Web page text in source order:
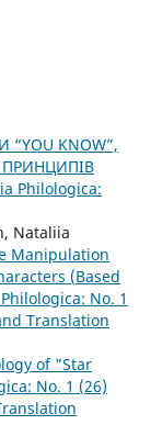
KNOW”,
ПРИНЦИПІВ
Philologica:
Nataliia
Manipulation
(Based
No. 1
Translation
of "Star
No. 1 (26)